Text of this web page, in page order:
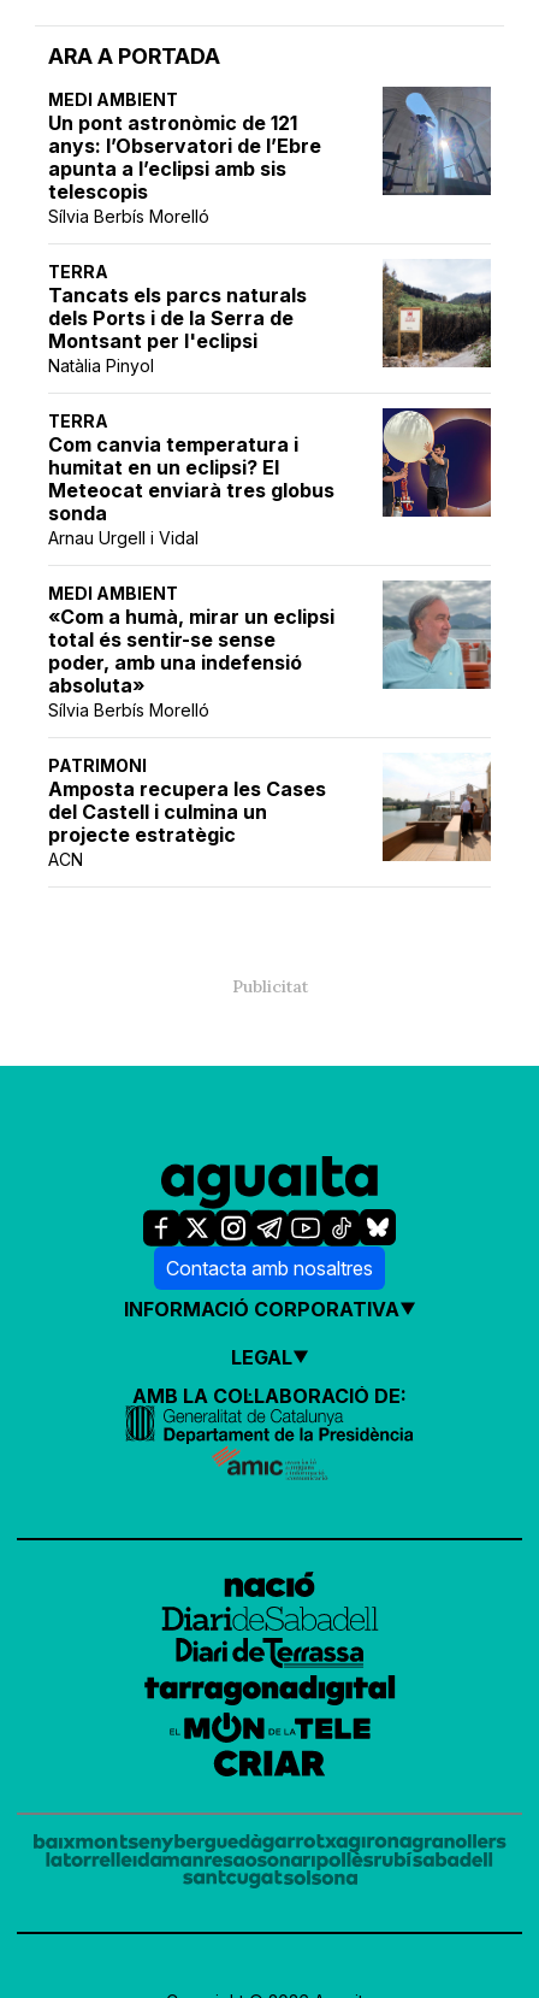
ARA A PORTADA
MEDI AMBIENT
Un pont astronòmic de 121
anys: l’Observatori de l’Ebre
apunta a l’eclipsi amb sis
telescopis
Sílvia Berbís Morelló
TERRA
Tancats els parcs naturals
dels Ports i de la Serra de
Montsant per l'eclipsi
Natàlia Pinyol
TERRA
Com canvia temperatura i
humitat en un eclipsi? El
Meteocat enviarà tres globus
sonda
Arnau Urgell i Vidal
MEDI AMBIENT
«Com a humà, mirar un eclipsi
total és sentir-se sense
poder, amb una indefensió
absoluta»
Sílvia Berbís Morelló
PATRIMONI
Amposta recupera les Cases
del Castell i culmina un
projecte estratègic
ACN
Contacta amb nosaltres
INFORMACIÓ CORPORATIVA
LEGAL
AMB LA COL·LABORACIÓ DE: